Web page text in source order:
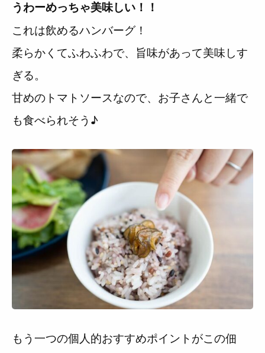
うわーめっちゃ美味しい！！
これは飲めるハンバーグ！
柔らかくてふわふわで、旨味があって美味しす
ぎる。
甘めのトマトソースなので、お子さんと一緒で
も食べられそう♪
もう一つの個人的おすすめポイントがこの佃